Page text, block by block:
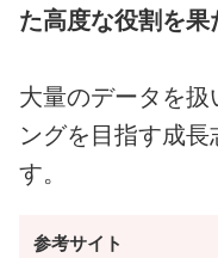
た高度な役割を果
大量のデータを扱
ングを目指す成
す。
参考サイト